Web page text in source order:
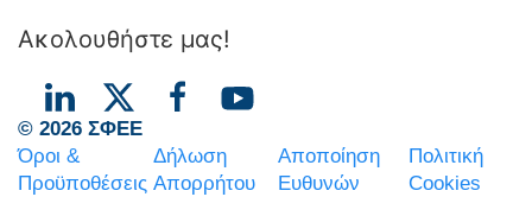
Ακολουθήστε μας!
© 2026 ΣΦΕΕ
Όροι &
Προϋποθέσεις
Δήλωση
Απορρήτου
Αποποίηση
Ευθυνών
Πολιτική
Cookies